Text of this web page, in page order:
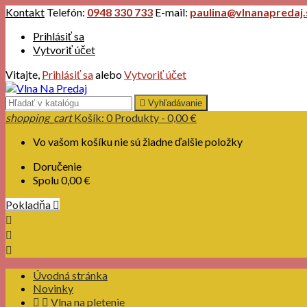
Kontakt Telefón: 0948 330 733 E-mail:
Prihlásiť sa
Vytvoriť účet
Vitajte, Prihlásiť saaleboVytvoriť účet
 Vyhľadávanie
shopping_cart Košík: 0 Produkty - 0,00 €
Vo vašom košíku nie sú žiadne ďalšie položky
Doručenie
Spolu0,00 €
Pokladňa 



Úvodná stránka
Novinky
  Vlna na pletenie